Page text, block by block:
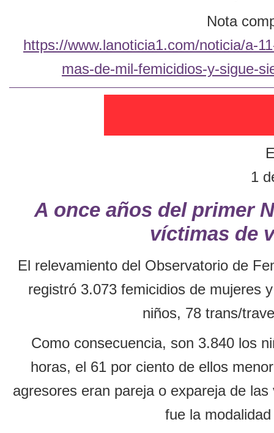
Nota
https://www.lanoticia1.com/noticia/a-
mas-de-mil-femicidios-y-sigue-
1
A once años del primer
víctimas de
El relevamiento del Observatorio de
registró 3.073 femicidios de mujeres
niños, 78 trans/
Como consecuencia, son 3.840 los
horas, el 61 por ciento de ellos
agresores eran pareja o expareja de
fue la